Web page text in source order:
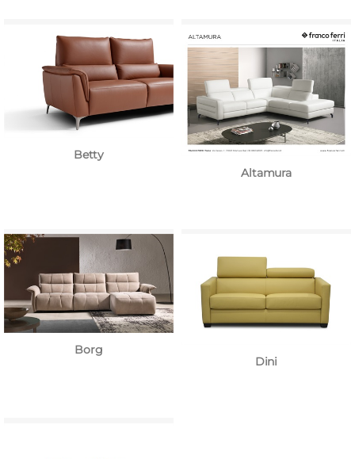
Betty
Altamura
Borg
Dini